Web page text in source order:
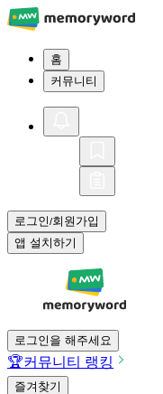
홈
커뮤니티
로그인/회원가입
앱 설치하기
로그인을 해주세요
🏆커뮤니티 랭킹
즐겨찾기